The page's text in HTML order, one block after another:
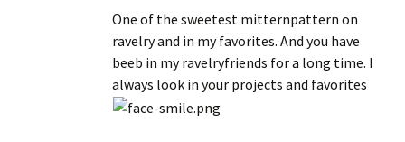
One of the sweetest mitternpattern on
ravelry and in my favorites. And you have
beeb in my ravelryfriends for a long time. I
always look in your projects and favorites